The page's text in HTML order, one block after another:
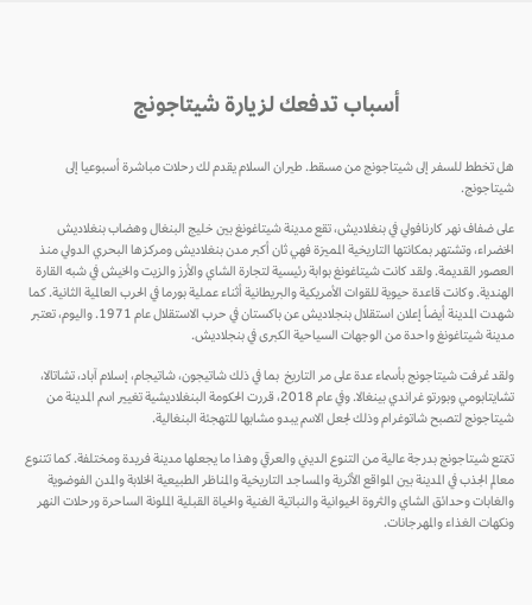
أسباب تدفعك لزيارة شيتاجونج
هل تخطط للسفر إلى شيتاجونج من مسقط. طيران السلام يقدم لك رحلات مباشرة أسبوعيا إلى
شيتاجونج.
على ضفاف نهر كارنافولي في بنغلاديش، تقع مدينة شيتاغونغ بين خليج البنغال وهضاب بنغلاديش
الخضراء، وتشتهر بمكانتها التاريخية المميزة فهي ثان أكبر مدن بنغلاديش ومركزها البحري الدولي منذ
العصور القديمة. ولقد كانت شيتاغونغ بوابة رئيسية لتجارة الشاي والأرز والزيت والخيش في شبه القارة
الهندية. وكانت قاعدة حيوية للقوات الأمريكية والبريطانية أثناء عملية بورما في الحرب العالمية الثانية. كما
شهدت المدينة أيضاً إعلان استقلال بنجلاديش عن باكستان في حرب الاستقلال عام 1971. واليوم، تعتبر
مدينة شيتاغونغ واحدة من الوجهات السياحية الكبرى في بنجلاديش.
ولقد عُرفت شيتاجونج بأسماء عدة على مر التاريخ بما في ذلك شاتيجون، شاتيجام، إسلام آباد، تشاتالا،
تشايتابومي وبورتو غراندي بينغالا. وفي عام 2018، قررت الحكومة البنغلاديشية تغيير اسم المدينة من
شيتاجونج لتصبح شاتوغرام وذلك لجعل الاسم يبدو مشابها للتهجئة البنغالية.
تتمتع شيتاجونج بدرجة عالية من التنوع الديني والعرقي وهذا ما يجعلها مدينة فريدة ومختلفة. كما تتنوع
معالم الجذب في المدينة بين المواقع الأثرية والمساجد التاريخية والمناظر الطبيعية الخلابة والمدن الفوضوية
والغابات وحدائق الشاي والثروة الحيوانية والنباتية الغنية والحياة القبلية الملونة الساحرة ورحلات النهر
ونكهات الغذاء والمهرجانات.